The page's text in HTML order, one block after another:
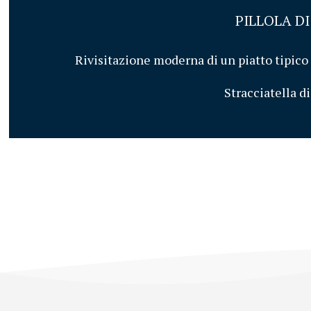
PILLOLA
Rivisitazione moderna di un piatto
Stracciatella